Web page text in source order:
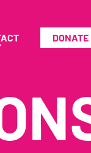
DONATE